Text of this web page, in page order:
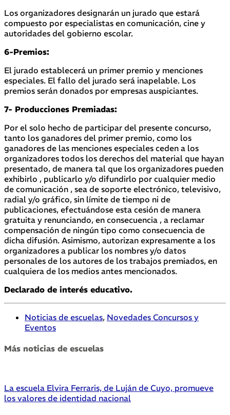
Los organizadores designarán un jurado que estará
compuesto por especialistas en comunicación, cine y
autoridades del gobierno escolar.
6-Premios:
El jurado establecerá un primer premio y menciones
especiales. El fallo del jurado será inapelable. Los
premios serán donados por empresas auspiciantes.
7- Producciones Premiadas:
Por el solo hecho de participar del presente concurso,
tanto los ganadores del primer premio, como los
ganadores de las menciones especiales ceden a los
organizadores todos los derechos del material que hayan
presentado, de manera tal que los organizadores pueden
exhibirlo , publicarlo y/o difundirlo por cualquier medio
de comunicación , sea de soporte electrónico, televisivo,
radial y/o gráfico, sin límite de tiempo ni de
publicaciones, efectuándose esta cesión de manera
gratuita y renunciando, en consecuencia , a reclamar
compensación de ningún tipo como consecuencia de
dicha difusión. Asimismo, autorizan expresamente a los
organizadores a publicar los nombres y/o datos
personales de los autores de los trabajos premiados, en
cualquiera de los medios antes mencionados.
Declarado de interés educativo.
Noticias de escuelas, Novedades Concursos y
Eventos
Más noticias de escuelas
La escuela Elvira Ferraris, de Luján de Cuyo, promueve
los valores de identidad nacional